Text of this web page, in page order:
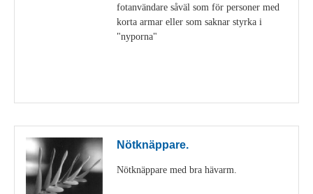
fotanvändare såväl som för personer med
korta armar eller som saknar styrka i
"nyporna"
Nötknäppare.
Nötknäppare med bra hävarm.